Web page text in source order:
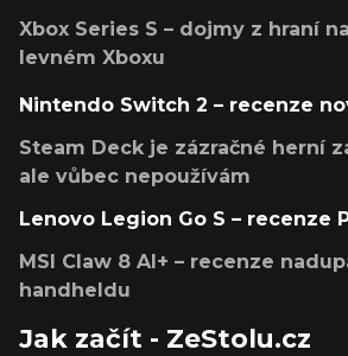
Xbox Series S – dojmy z hraní
levném Xboxu
Nintendo Switch 2 – recenze
Steam Deck je zázračné herní
ale vůbec nepoužívám
Lenovo Legion Go S – recenze
MSI Claw 8 AI+ – recenze
handheldu
Jak začít - ZeStolu.cz